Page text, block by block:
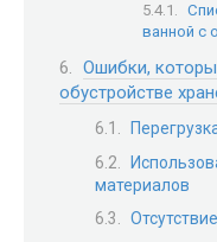
ванной с
Ошибки,
обустройстве
материалов